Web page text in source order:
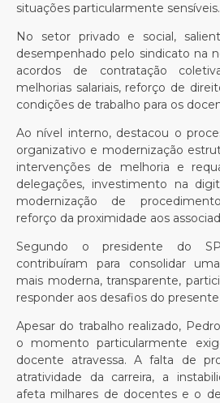
situações particularmente sensíveis.
No setor privado e social,
desempenhado pelo sindicato na
acordos de contratação
melhorias salariais, reforço de
condições de trabalho para os
Ao nível interno, destacou o
organizativo e modernização
intervenções de melhoria e
delegações, investimento na
modernização de
reforço da proximidade aos
Segundo o presidente do
contribuíram para consolidar
mais moderna, transparente,
responder aos desafios do
Apesar do trabalho realizado,
o momento particularmente
docente atravessa. A falta de
atratividade da carreira, a
afeta milhares de docentes e o